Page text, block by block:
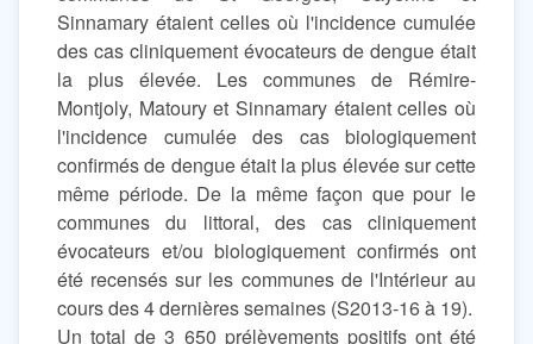
Sinnamary étaient celles où l'incidence cumulée
des cas cliniquement évocateurs de dengue était
la plus élevée. Les communes de Rémire-
Montjoly, Matoury et Sinnamary étaient celles où
l'incidence cumulée des cas biologiquement
confirmés de dengue était la plus élevée sur cette
même période. De la même façon que pour le
communes du littoral, des cas cliniquement
évocateurs et/ou biologiquement confirmés ont
été recensés sur les communes de l'Intérieur au
cours des 4 dernières semaines (S2013-16 à 19).
Un total de 3 650 prélèvements positifs ont été